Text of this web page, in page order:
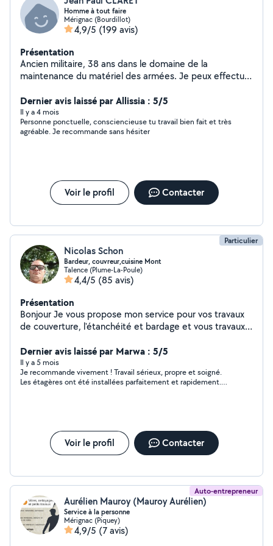
Homme à tout faire
Mérignac (Bourdillot)
4,9/5 (199 avis)
Présentation
Ancien militaire, 38 ans dans le domaine de la
maintenance du matériel des armées. Je peux effectuer
diverses et autres...Aide à la personne pour les
courses...
Dernier avis laissé par Allissia : 5/5
Il y a 4 mois
Personne ponctuelle, consciencieuse tu travail bien fait et très
agréable. Je recommande sans hésiter
Voir le profil Contacter
Particulier
Nicolas Schon
Bardeur, couvreur,cuisine Mont
Talence (Plume-La-Poule)
4,4/5 (85 avis)
Présentation
Bonjour Je vous propose mon service pour vos travaux
de couverture, l'étanchéité et bardage et vous travaux
cuisine et meuble Livraison Courageux, sens du
travail,ponctuel Courtois et arrangent Devis gratuit
déplacement gratuit Conseil A bientôt
Dernier avis laissé par Marwa : 5/5
Il y a 5 mois
Je recommande vivement ! Travail sérieux, propre et soigné.
Les étagères ont été installées parfaitement et rapidement.
Voir le profil Contacter
Auto-entrepreneur
Aurélien Mauroy (Mauroy Aurélien)
Service à la personne
Mérignac (Piquey)
4,9/5 (7 avis)